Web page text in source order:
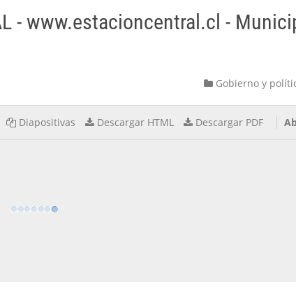
- www.estacioncentral.cl -
Gobierno y
Diapositivas Descargar HTML Descargar PDF